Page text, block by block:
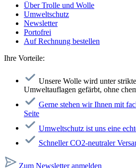
Über Trolle und Wolle
Umweltschutz
Newsletter
Portofrei
Auf Rechnung bestellen
Ihre Vorteile:
Unsere Wolle wird unter
Umweltauflagen gefärbt, ohne
Gerne stehen wir Ihnen mit
Seite
Umweltschutz ist uns eine
Schneller CO2-neutraler
Zum Newsletter anmelden